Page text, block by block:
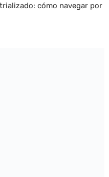
cómo navegar por